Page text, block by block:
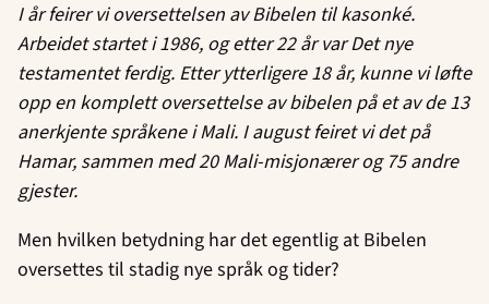
I år feirer vi oversettelsen av Bibelen til kasonké.
Arbeidet startet i 1986, og etter 22 år var Det nye
testamentet ferdig. Etter ytterligere 18 år, kunne vi løfte
opp en komplett oversettelse av bibelen på et av de 13
anerkjente språkene i Mali. I august feiret vi det på
Hamar, sammen med 20 Mali-misjonærer og 75 andre
gjester.
Men hvilken betydning har det egentlig at Bibelen
oversettes til stadig nye språk og tider?